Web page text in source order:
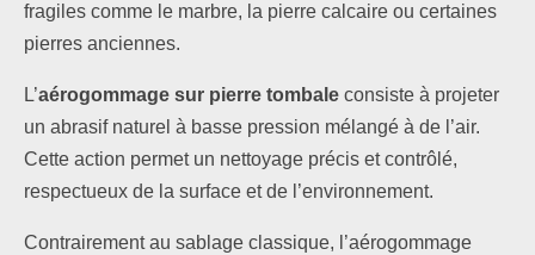
fragiles comme le marbre, la pierre calcaire ou certaines
pierres anciennes.
L’aérogommage sur pierre tombale consiste à projeter
un abrasif naturel à basse pression mélangé à de l’air.
Cette action permet un nettoyage précis et contrôlé,
respectueux de la surface et de l’environnement.
Contrairement au sablage classique, l’aérogommage